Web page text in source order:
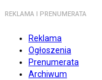
REKLAMA I PRENUMERATA
Reklama
Ogłoszenia
Prenumerata
Archiwum